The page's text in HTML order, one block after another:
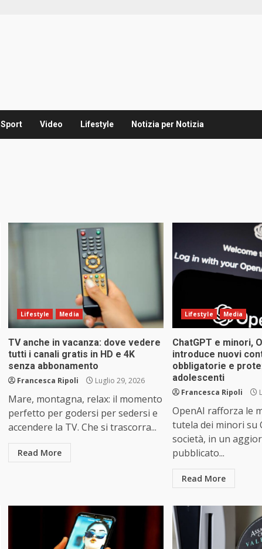
Sport Video Lifestyle Notizia per Notizia
Lifestyle Media
TV anche in vacanza: dove vedere
tutti i canali gratis in HD e 4K
senza abbonamento
Francesca Ripoli Luglio 29, 2026
Mare, montagna, relax: il momento
perfetto per godersi per sedersi e
accendere la TV. Che si trascorra...
Read More
Lifestyle Media
ChatGPT e minori,
introduce nuovi
obbligatorie e
adolescenti
Francesca Ripoli
OpenAI rafforza le
tutela dei minori su
società, in un
pubblicato...
Read More